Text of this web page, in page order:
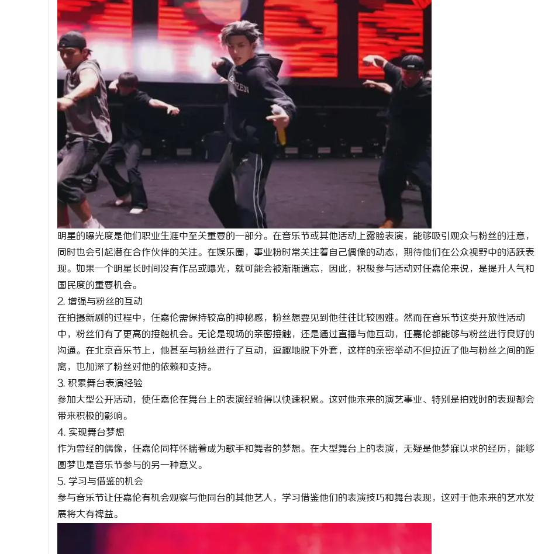
明星的曝光度是他们职业生涯中至关重要的一部分。在音乐节或其他活动上露脸表演，能够吸引观众与粉丝的注意，
同时也会引起潜在合作伙伴的关注。在娱乐圈，事业粉时常关注着自己偶像的动态，期待他们在公众视野中的活跃表
现。如果一个明星长时间没有作品或曝光，就可能会被渐渐遗忘，因此，积极参与活动对任嘉伦来说，是提升人气和
国民度的重要机会。
2. 增强与粉丝的互动
在拍摄新剧的过程中，任嘉伦需保持较高的神秘感，粉丝想要见到他往往比较困难。然而在音乐节这类开放性活动
中，粉丝们有了更高的接触机会。无论是现场的亲密接触，还是通过直播与他互动，任嘉伦都能够与粉丝进行良好的
沟通。在北京音乐节上，他甚至与粉丝进行了互动，逗趣地脱下外套，这样的亲密举动不但拉近了他与粉丝之间的距
离，也加深了粉丝对他的依赖和支持。
3. 积累舞台表演经验
参加大型公开活动，使任嘉伦在舞台上的表演经验得以快速积累。这对他未来的演艺事业、特别是拍戏时的表现都会
带来积极的影响。
4. 实现舞台梦想
作为曾经的偶像，任嘉伦同样怀揣着成为歌手和舞者的梦想。在大型舞台上的表演，无疑是他梦寐以求的经历，能够
圆梦也是音乐节参与的另一种意义。
5. 学习与借鉴的机会
参与音乐节让任嘉伦有机会观察与他同台的其他艺人，学习借鉴他们的表演技巧和舞台表现，这对于他未来的艺术发
展将大有裨益。